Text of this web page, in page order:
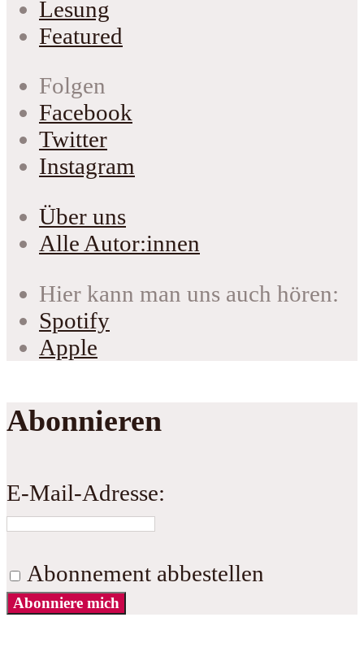
Lesung
Featured
Folgen
Facebook
Twitter
Instagram
Über uns
Alle Autor:innen
Hier kann man uns auch hören:
Spotify
Apple
Abonnieren
E-Mail-Adresse:
Abonnement abbestellen
Abonniere mich